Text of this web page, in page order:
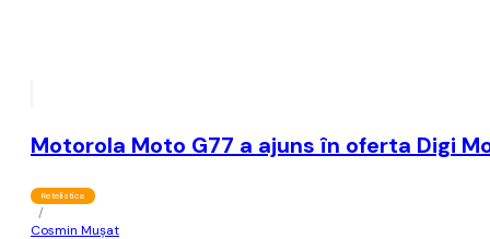
Motorola Moto G77 a ajuns în oferta Digi
Retelistica
/
Cosmin Mușat